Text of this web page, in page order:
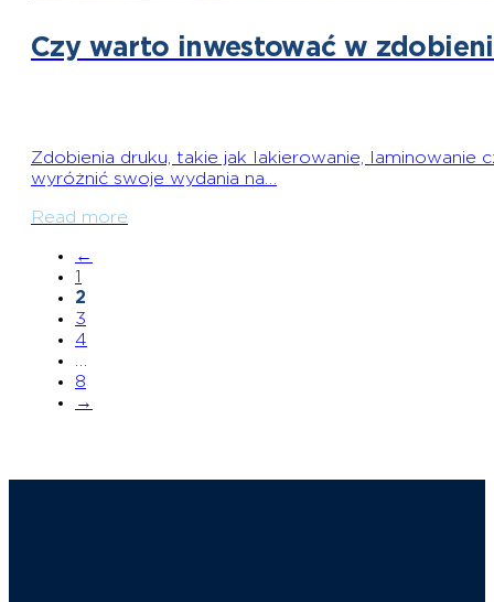
Czy warto inwestować w
Zdobienia druku, takie jak lakierowanie,
wyróżnić swoje wydania na…
Read more
←
1
2
3
4
8
→